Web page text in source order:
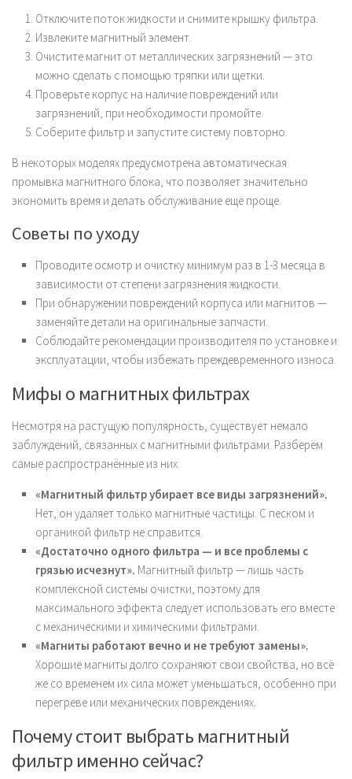
Отключите поток жидкости и снимите крышку фильтра.
Извлеките магнитный элемент.
Очистите магнит от металлических загрязнений — это
можно сделать с помощью тряпки или щетки.
Проверьте корпус на наличие повреждений или
загрязнений, при необходимости промойте.
Соберите фильтр и запустите систему повторно.
В некоторых моделях предусмотрена автоматическая
промывка магнитного блока, что позволяет значительно
экономить время и делать обслуживание ещё проще.
Советы по уходу
Проводите осмотр и очистку минимум раз в 1-3 месяца в
зависимости от степени загрязнения жидкости.
При обнаружении повреждений корпуса или магнитов —
заменяйте детали на оригинальные запчасти.
Соблюдайте рекомендации производителя по установке и
эксплуатации, чтобы избежать преждевременного износа.
Мифы о магнитных фильтрах
Несмотря на растущую популярность, существует немало
заблуждений, связанных с магнитными фильтрами. Разберём
самые распространённые из них:
«Магнитный фильтр убирает все виды загрязнений».
Нет, он удаляет только магнитные частицы. С песком и
органикой фильтр не справится.
«Достаточно одного фильтра — и все проблемы с
грязью исчезнут». Магнитный фильтр — лишь часть
комплексной системы очистки, поэтому для
максимального эффекта следует использовать его вместе
с механическими и химическими фильтрами.
«Магниты работают вечно и не требуют замены».
Хорошие магниты долго сохраняют свои свойства, но всё
же со временем их сила может уменьшаться, особенно при
перегреве или механических повреждениях.
Почему стоит выбрать магнитный
фильтр именно сейчас?